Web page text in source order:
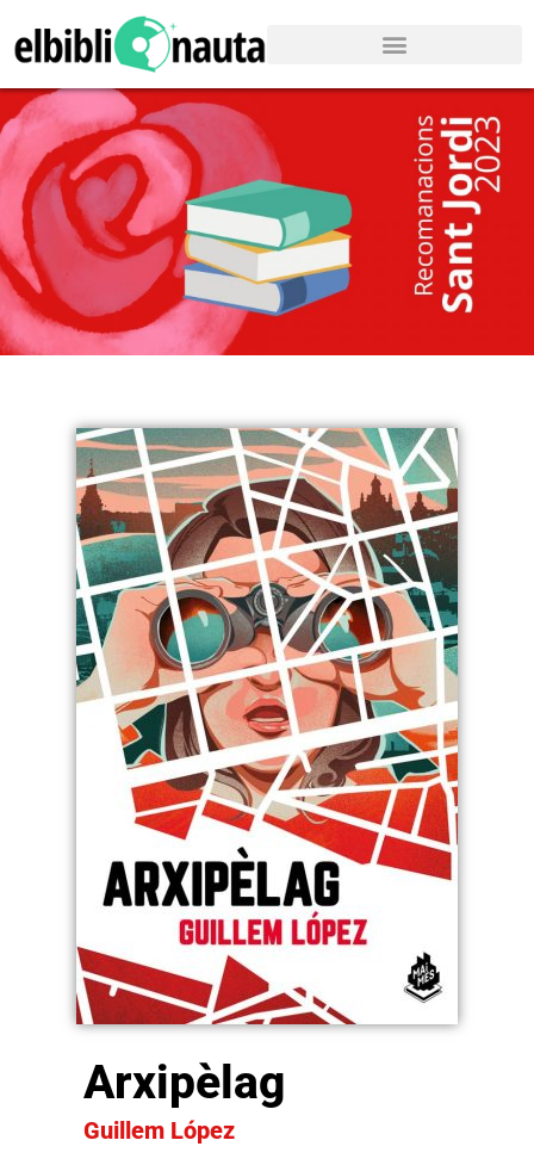
Arxipèlag
Guillem López